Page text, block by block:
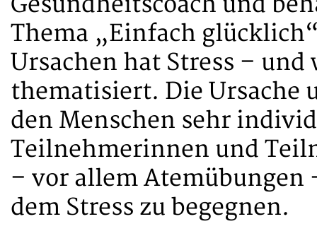
Thema „Einfach
Ursachen hat Stress –
thematisiert. Die Ursache
den Menschen sehr
Teilnehmerinnen und
– vor allem
dem Stress zu begegnen.